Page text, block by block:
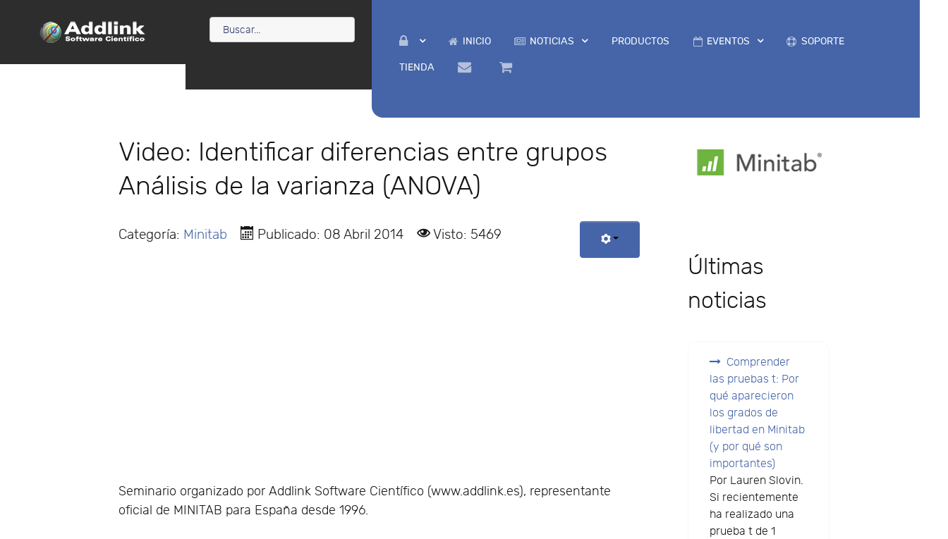
INICIO NOTICIAS PRODUCTOS EVENTOS SOPORTE
TIENDA
Video: Identificar diferencias entre grupos
Análisis de la varianza (ANOVA)
Categoría: Minitab Publicado: 08 Abril 2014 Visto: 5469
Seminario organizado por Addlink Software Científico (www.addlink.es), representante
oficial de MINITAB para España desde 1996.
Últimas
noticias
Comprender
las pruebas t: Por
qué aparecieron
los grados de
libertad en Minitab
(y por qué son
importantes)
Por Lauren Slovin.
Si recientemente
ha realizado una
prueba t de 1